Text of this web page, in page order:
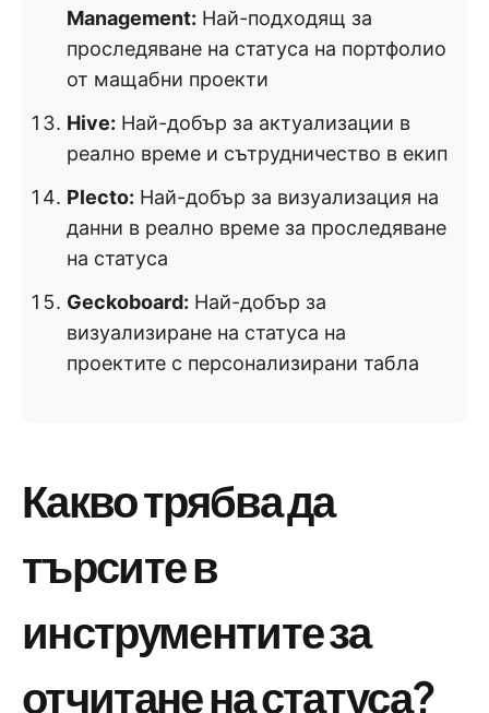
Management: Най-подходящ за
проследяване на статуса на портфолио
от мащабни проекти
Hive: Най-добър за актуализации в
реално време и сътрудничество в екип
Plecto: Най-добър за визуализация на
данни в реално време за проследяване
на статуса
Geckoboard: Най-добър за
визуализиране на статуса на
проектите с персонализирани табла
Какво трябва да
търсите в
инструментите за
отчитане на статуса?